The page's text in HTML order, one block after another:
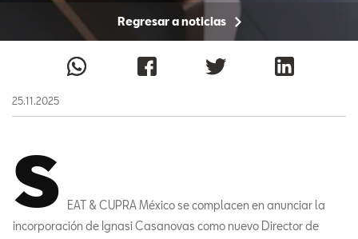
Regresar a noticias
25.11.2025
S
EAT & CUPRA México se complacen en anunciar la
incorporación de Ignasi Casanovas como nuevo Director de